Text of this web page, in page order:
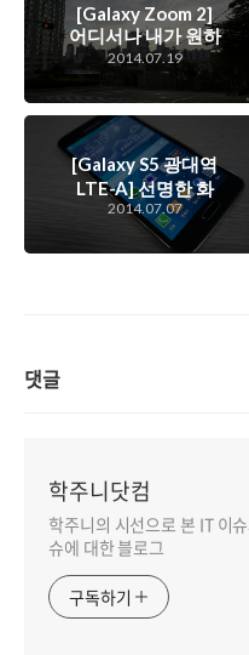
[Galaxy Zoom 2]
어디서나 내가 원하
는 피사체를 내가 원
하는 모습으로 찍어
주는 광학 10배줌의
위력, 갤럭시 줌2의
광학 10배줌..
2014.07.19
[Galaxy S5 광대역
LTE-A] 선명한 화
질로 승부한다. 눈으
로 보는 그 이상의
놀라움을 주는 갤럭
2014.07.07
댓글
학주니닷컴
학주니의 시선으로 본 IT 이
슈에 대한 블로그
구독하기